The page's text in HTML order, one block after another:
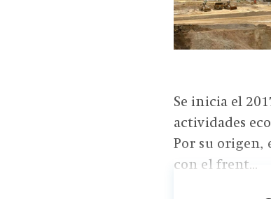
Se inicia el
actividades
Por su origen,
con el frent...